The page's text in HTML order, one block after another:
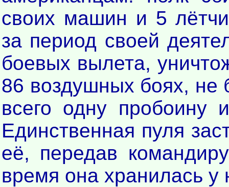
своих машин и 5
за период своей
боевых вылета,
86 воздушных боях, не
всего одну пробоину
Единственная пуля
её, передав
время она хранилась у